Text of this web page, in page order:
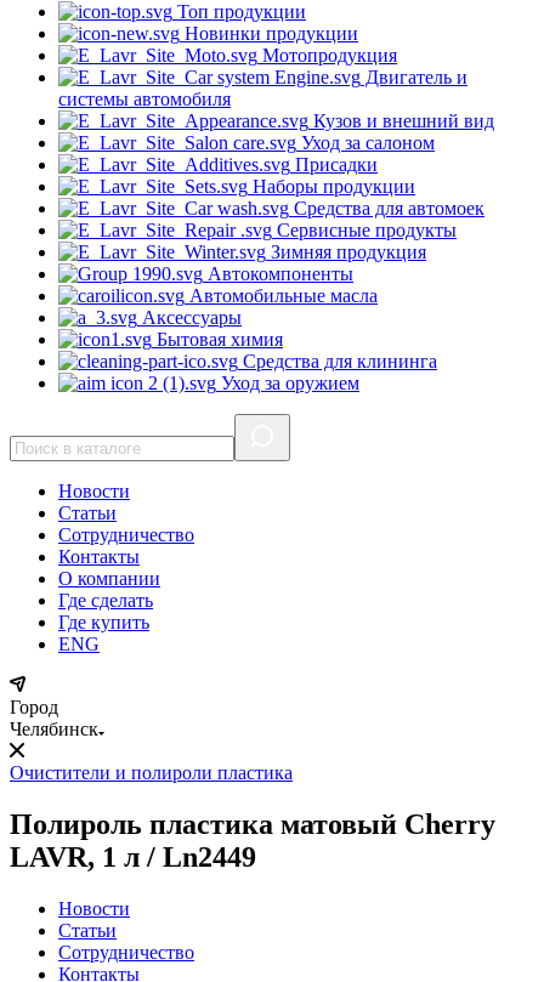
Топ продукции
Новинки продукции
Мотопродукция
Двигатель и
системы автомобиля
Кузов и внешний вид
Уход за салоном
Присадки
Наборы продукции
Средства для автомоек
Сервисные продукты
Зимняя продукция
Автокомпоненты
Автомобильные масла
Аксессуары
Бытовая химия
Средства для клининга
Уход за оружием
Новости
Статьи
Сотрудничество
Контакты
О компании
Где сделать
Где купить
ENG
Город
Челябинск
Очистители и полироли пластика
Полироль пластика матовый Cherry
LAVR, 1 л / Ln2449
Новости
Статьи
Сотрудничество
Контакты